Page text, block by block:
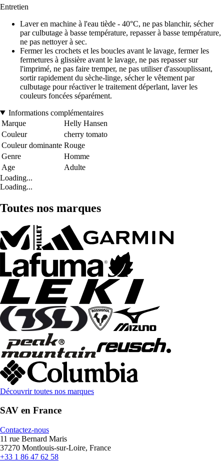
Entretien
Laver en machine à l'eau tiède - 40°C, ne pas blanchir, sécher
par culbutage à basse température, repasser à basse température,
ne pas nettoyer à sec.
Fermer les crochets et les boucles avant le lavage, fermer les
fermetures à glissière avant le lavage, ne pas repasser sur
l'imprimé, ne pas faire tremper, ne pas utiliser d'assouplissant,
sortir rapidement du sèche-linge, sécher le vêtement par
culbutage pour réactiver le traitement déperlant, laver les
couleurs foncées séparément.
Informations complémentaires
Marque
Helly Hansen
Couleur
cherry tomato
Couleur dominante Rouge
Genre
Homme
Age
Adulte
Loading...
Loading...
Toutes nos marques
Découvrir toutes nos marques
SAV en France
Contactez-nous
11 rue Bernard Maris
37270 Montlouis-sur-Loire, France
+33 1 86 47 62 58